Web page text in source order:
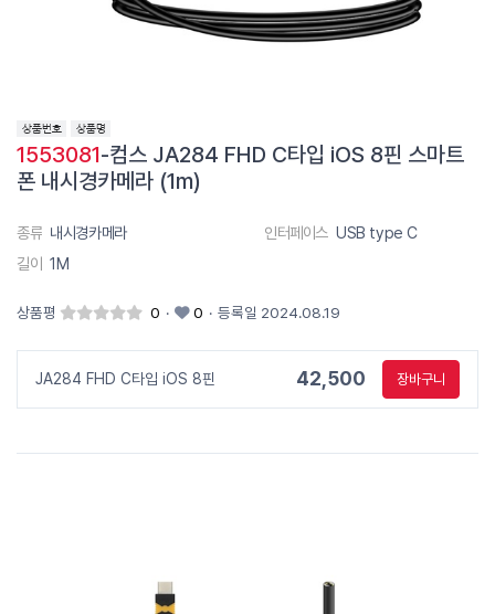
1553081-컴스 JA284 FHD C타입 iOS 8핀 스마트
폰 내시경카메라 (1m)
종류 내시경카메라 인터페이스 USB type C
길이 1M
상품평 0 · 0 · 등록일 2024.08.19
JA284 FHD C타입 iOS 8핀 42,500 장바구니